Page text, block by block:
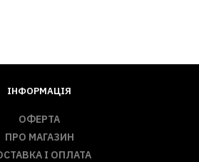
ІНФОРМАЦІЯ
ОФЕРТА
ПРО МАГАЗИН
І ОПЛАТА